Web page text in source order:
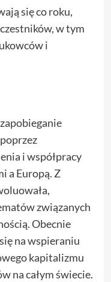
się co roku,
w tym
i
i współpracy
a Europą. Z
związanych
Obecnie
na wspieraniu
kapitalizmu
na całym świecie.